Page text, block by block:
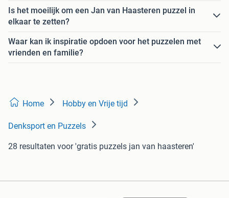
Is het moeilijk om een Jan van Haasteren puzzel in
elkaar te zetten?
Waar kan ik inspiratie opdoen voor het puzzelen met
vrienden en familie?
Home Hobby en Vrije tijd
Denksport en Puzzels
28 resultaten voor 'gratis puzzels jan van haasteren'